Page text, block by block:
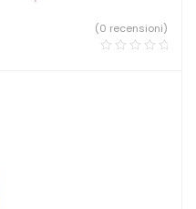
(0 recensioni)